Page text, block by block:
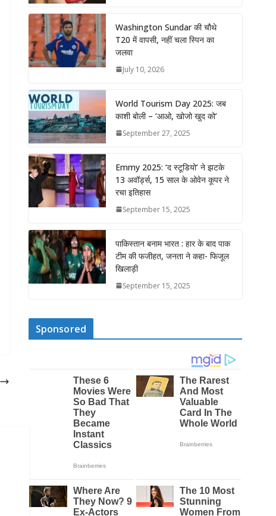
Washington Sundar की चौथे
T20 में वापसी, नहीं चला स्पिन का
जलवा
July 10, 2026
World Tourism Day 2025: जब
काशी बोली – ‘आओ, खोजो खुद को’
September 27, 2025
Emmy 2025: ‘द स्टूडियो’ ने झटके
13 अवॉर्ड्स, 15 साल के ओवेन कूपर ने
रचा इतिहास
September 15, 2025
पाकिस्तान बनाम भारत : हार के बाद पाक
टीम की फजीहत, जनता ने कहा- फिजूल
खिलाड़ी
September 15, 2025
Sponsored